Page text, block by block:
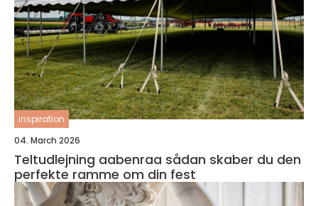
inspiration
04. March 2026
Teltudlejning aabenraa sådan skaber du den
perfekte ramme om din fest